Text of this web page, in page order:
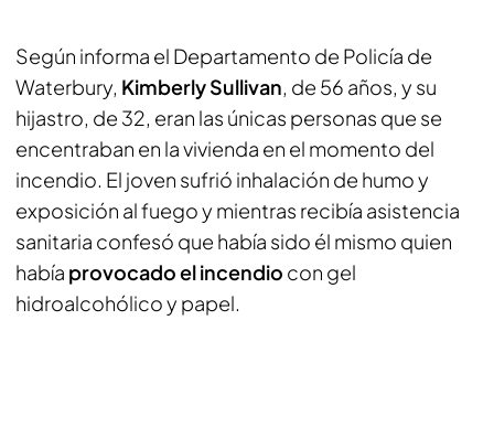
Según informa el Departamento de Policía de
Waterbury, Kimberly Sullivan, de 56 años, y su
hijastro, de 32, eran las únicas personas que se
encentraban en la vivienda en el momento del
incendio. El joven sufrió inhalación de humo y
exposición al fuego y mientras recibía asistencia
sanitaria confesó que había sido él mismo quien
había provocado el incendio con gel
hidroalcohólico y papel.